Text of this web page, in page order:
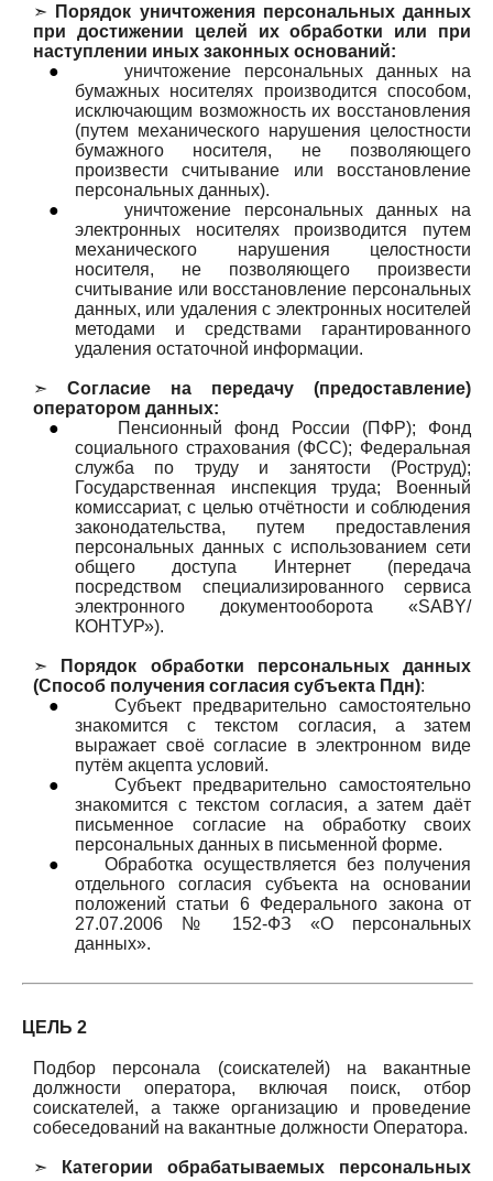
➣
Порядок уничтожения персональных данных
при достижении целей их обработки или при
наступлении иных законных оснований:
●
уничтожение персональных данных на
бумажных носителях производится способом,
исключающим возможность их восстановления
(путем механического нарушения целостности
бумажного носителя, не позволяющего
произвести считывание или восстановление
персональных данных).
●
уничтожение персональных данных на
электронных носителях производится путем
механического нарушения целостности
носителя, не позволяющего произвести
считывание или восстановление персональных
данных, или удаления с электронных носителей
методами и средствами гарантированного
удаления остаточной информации.
➣ Согласие на передачу (предоставление)
оператором данных:
●
Пенсионный фонд России (ПФР); Фонд
социального страхования (ФСС); Федеральная
служба по труду и занятости (Роструд);
Государственная инспекция труда; Военный
комиссариат, с целью отчётности и соблюдения
законодательства, путем предоставления
персональных данных с использованием сети
общего доступа Интернет (передача
посредством специализированного сервиса
электронного документооборота «SABY/
КОНТУР»).
➣
Порядок обработки персональных данных
(Способ получения согласия субъекта Пдн):
●
Субъект предварительно самостоятельно
знакомится с текстом согласия, а затем
выражает своё согласие в электронном виде
путём акцепта условий.
●
Субъект предварительно самостоятельно
знакомится с текстом согласия, а затем даёт
письменное согласие на обработку своих
персональных данных в письменной форме.
●
Обработка осуществляется без получения
отдельного согласия субъекта на основании
положений статьи 6 Федерального закона от
27.07.2006 № 152-ФЗ «О персональных
данных».
ЦЕЛЬ 2
Подбор персонала (соискателей) на вакантные
должности оператора, включая поиск, отбор
соискателей, а также организацию и проведение
собеседований на вакантные должности Оператора.
➣
Категории обрабатываемых персональных